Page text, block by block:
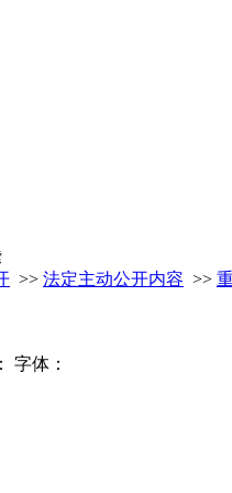
>> 法定主动公开内容 >>
字体：